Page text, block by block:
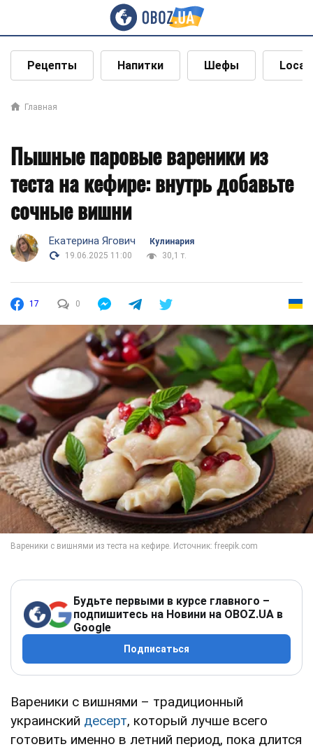
Рецепты Напитки Шефы Local
Главная
Пышные паровые вареники из
теста на кефире: внутрь добавьте
сочные вишни
Екатерина Ягович
Кулинария
19.06.2025 11:00
30,1 т.
17 0
Будьте первыми в курсе главного –
подпишитесь на Новини на OBOZ.UA в
Google
Подписаться
Вареники с вишнями – традиционный
украинский десерт, который лучше всего
готовить именно в летний период, пока длится